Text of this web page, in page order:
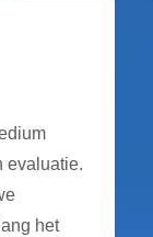
evaluatie.
het